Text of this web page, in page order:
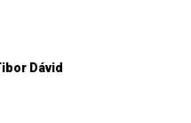
Dávid